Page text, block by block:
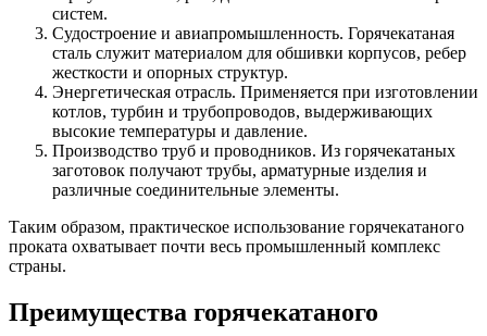
систем.
Судостроение и авиапромышленность. Горячекатаная
сталь служит материалом для обшивки корпусов, ребер
жесткости и опорных структур.
Энергетическая отрасль. Применяется при изготовлении
котлов, турбин и трубопроводов, выдерживающих
высокие температуры и давление.
Производство труб и проводников. Из горячекатаных
заготовок получают трубы, арматурные изделия и
различные соединительные элементы.
Таким образом, практическое использование горячекатаного
проката охватывает почти весь промышленный комплекс
страны.
Преимущества горячекатаного